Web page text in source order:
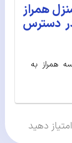
همراز
دسترس
همراز به
دهید